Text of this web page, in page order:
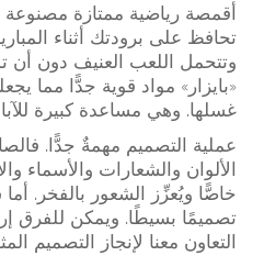
أقمصة رياضية ممتازة
تحافظ على برودتك أثناء
وتتحمل اللعب العنيف دون
«بايزار» مواد قوية جدًّا مما
غسلها. وهي مساعدة كبيرة
عملية التصميم مهمةٌ جدًّا.
الألوان والشعارات والأسماء
خاصًّا ويُعزِّز الشعور بالفخر. أما
تصميمًا بسيطًا. ويمكن للفرق
التعاون معنا لإنجاز التصميم